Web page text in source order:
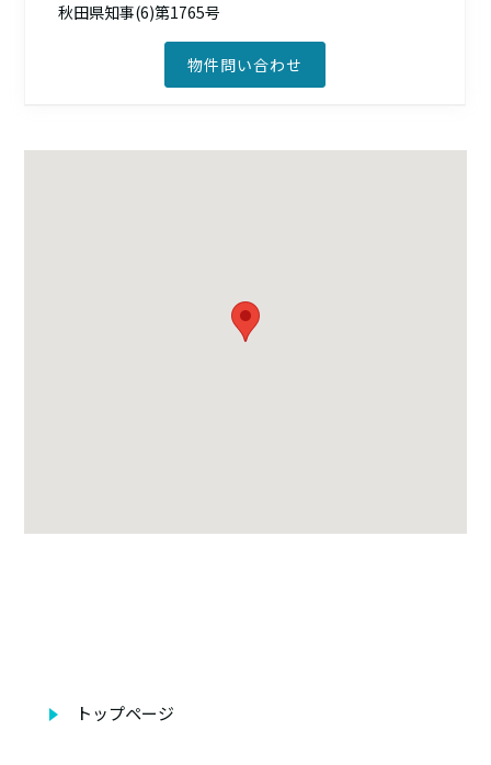
秋田県知事(6)第1765号
物件問い合わせ
トップページ